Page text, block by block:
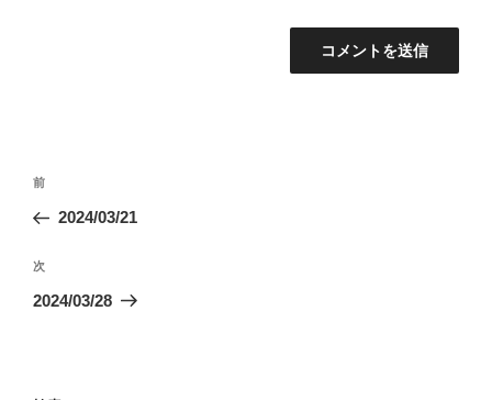
投
ナ
ビ
ゲ
過
去
投
前
2024/03/21
次
の
次
2024/03/28